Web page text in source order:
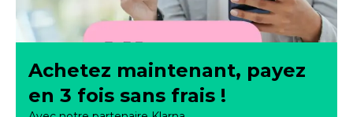
Achetez maintenant, payez
en 3 fois sans frais !